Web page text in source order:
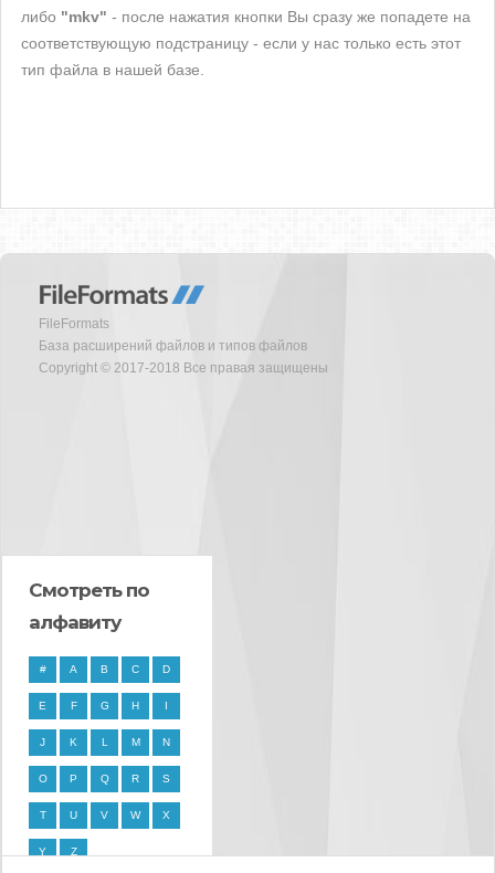
либо "mkv" - после нажатия кнопки Вы сразу же попадете на
соответствующую подстраницу - если у нас только есть этот
тип файла в нашей базе.
FileFormats
База расширений файлов и типов файлов
Copyright © 2017-2018 Все правая защищены
Смотреть по
алфавиту
# A B C D
E F G H I
J K L M N
O P Q R S
T U V W X
Y Z